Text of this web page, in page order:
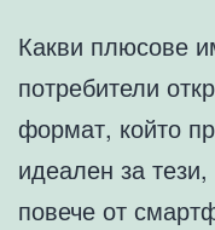
Какви плюсове
потребители
формат, който
идеален за
повече от